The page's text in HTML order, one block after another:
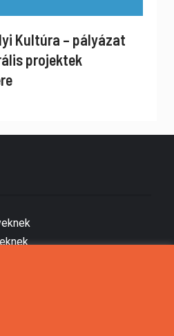
Kultúra – pályázat
projektek